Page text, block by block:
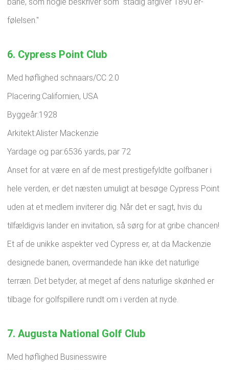
følelsen."
6. Cypress Point Club
Med høflighed schnaars/CC 2.0
Placering:Californien, USA
Byggeår:1928
Arkitekt:Alister Mackenzie
Yardage og par:6536 yards, par 72
Anset for at være en af ​​de mest prestigefyldte golfbaner i
hele verden, er det næsten umuligt at besøge Cypress Point
uden at et medlem inviterer dig. Når det er sagt, hvis du
tilfældigvis lander en invitation, så sørg for at gribe chancen!
Et af de unikke aspekter ved Cypress er, at da Mackenzie
designede banen, overmandede han ikke det naturlige
terræn. Det betyder, at meget af dens naturlige skønhed er
tilbage for golfspillere rundt om i verden at nyde.
7. Augusta National Golf Club
Med høflighed Businesswire